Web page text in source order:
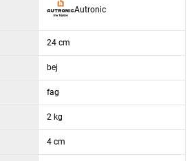
Autronic
24 cm
bej
fag
2 kg
4 cm